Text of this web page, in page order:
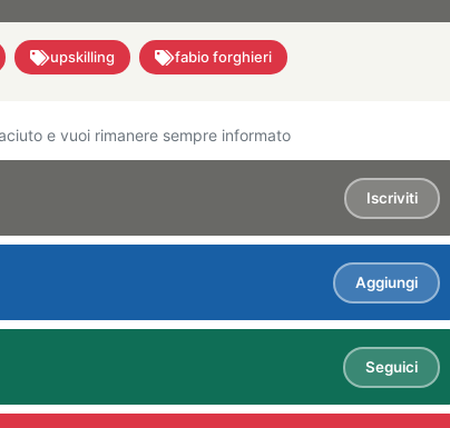
upskilling fabio forghieri
e vuoi rimanere sempre informato
Iscriviti
Aggiungi
Seguici